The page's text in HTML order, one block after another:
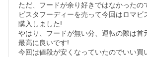
ただ、フードが余り好きではなかったの
ビスタフーディーを売って今回はロマビ
購入しました!
やはり、フードが無い分、運転の際は首
最高に良いです!
今回は値段が安くなっていたのでいい買